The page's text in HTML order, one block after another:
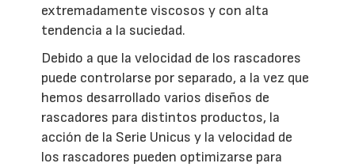
extremadamente viscosos y con alta
tendencia a la suciedad.
Debido a que la velocidad de los rascadores
puede controlarse por separado, a la vez que
hemos desarrollado varios diseños de
rascadores para distintos productos, la
acción de la Serie Unicus y la velocidad de
los rascadores pueden optimizarse para